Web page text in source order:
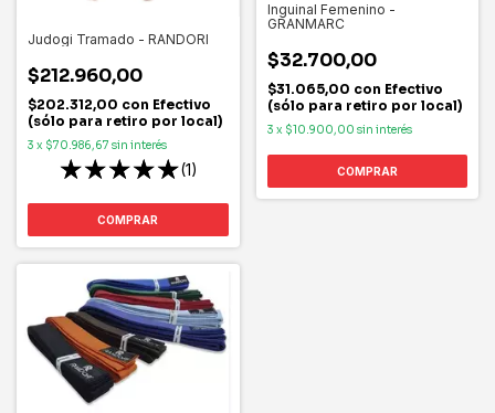
Judogi Tramado - RANDORI
$212.960,00
$202.312,00 con Efectivo
(sólo para retiro por local)
3 x $70.986,67 sin interés
(1)
COMPRAR
Inguinal Femenino -
GRANMARC
$32.700,00
$31.065,00 con Efectivo
(sólo para retiro por local)
3 x $10.900,00 sin interés
COMPRAR